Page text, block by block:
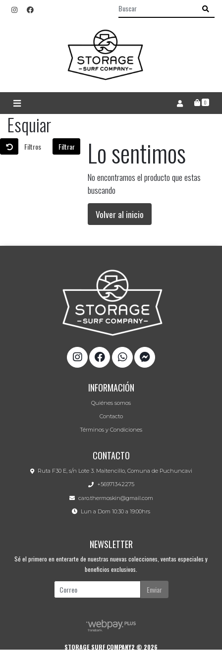
0
Esquiar
Filtros Filtrar Lo sentimos
No encontramos el producto que estas
buscando
Volver al inicio
INFORMACIÓN
Quiénes somos
Contacto
Términos y Condiciones
CONTACTO
Ruta F30 E, s/n Lote 3. Maitencillo, Comuna de Puchuncavi
+56971342275
caro.thermoskin@gmail.com
Lun a Dom 10:30 a 19:00hrs
NEWSLETTER
Sé el primero en enterarte de nuestras nuevas colecciones, ventas especiales y
beneficios exclusivos.
Enviar
STORAGE SURF COMPANY2 © 2026